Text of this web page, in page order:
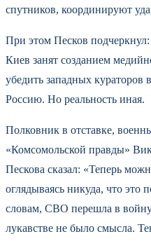
спутников, координируют
При этом Песков
Киев занят созданием
убедить западных кураторов
Россию. Но реальность иная.
Полковник в отставке,
«Комсомольской правды»
Пескова сказал: «Теперь
оглядываясь никуда, что это
словам, СВО перешла в
лукавстве не было смысла.